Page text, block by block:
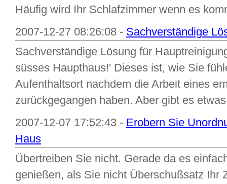
Häufig wird Ihr Schlafzimmer wenn es
2007-12-27 08:26:08 - Sachverständige
Sachverständige Lösung für
süsses Haupthaus!' Dieses ist, wie Sie
Aufenthaltsort nachdem die Arbeit eines
zurückgegangen haben. Aber gibt es
2007-12-07 17:52:43 - Erobern Sie
Haus
Übertreiben Sie nicht. Gerade da es
genießen, als Sie nicht Überschußsatz Ihr